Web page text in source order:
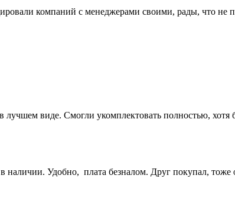
компаний с менеджерами своими, рады, что не
виде. Смогли укомплектовать полностью, хотя
Удобно, плата безналом. Друг покупал, тоже